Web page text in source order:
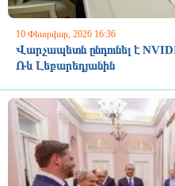
10 Փետրվար, 2026 16:36
Վարչապետն ընդունել է
Ռև Լեբարեդյանին